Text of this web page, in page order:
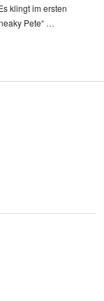
klingt im ersten
Pete“ …